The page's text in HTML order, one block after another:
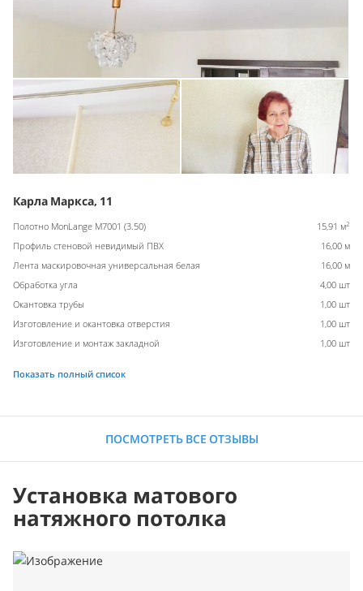
Карла Маркса, 11
Полотно MonLange M7001 (3.50) 15,91 м2
Профиль стеновой невидимый ПВХ
16,00 м
Лента маскировочная универсальная белая
16,00 м
Обработка угла
4,00 шт
Окантовка трубы
1,00 шт
Изготовление и окантовка отверстия
1,00 шт
Изготовление и монтаж закладной
1,00 шт
Показать полный список
ПОСМОТРЕТЬ ВСЕ ОТЗЫВЫ
Установка матового
натяжного потолка